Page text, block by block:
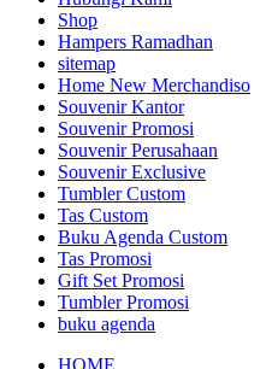
Shop
Hampers Ramadhan
sitemap
Home New Merchandiso
Souvenir Kantor
Souvenir Promosi
Souvenir Perusahaan
Souvenir Exclusive
Tumbler Custom
Tas Custom
Buku Agenda Custom
Tas Promosi
Gift Set Promosi
Tumbler Promosi
buku agenda
HOME